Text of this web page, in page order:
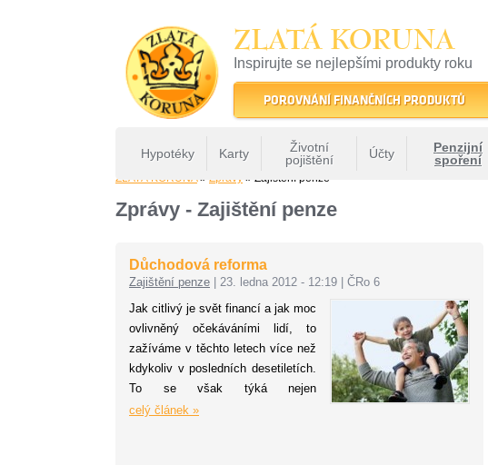
ZLATÁ KORUNA
Inspirujte se nejlepšími produkty roku
22 let tradice a kvality na finančním trhu
POROVNÁNÍ FINANČNÍCH PRODUKTŮ
Hypotéky Karty
Životní
pojištění
Účty
Penzijní
spoření
ZLATÁ KORUNA» Zprávy » Zajištění penze
Zprávy - Zajištění penze
Důchodová reforma
Zajištění penze 23. ledna 2012 - 12:19
ČRo 6
Jak citlivý je svět financí a jak moc
ovlivněný očekáváními lidí, to
zažíváme v těchto letech více než
kdykoliv v posledních desetiletích.
To se však týká nejen
nadnárodních trhů, ale i takových
celý článek »